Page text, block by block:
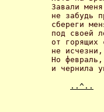
Завали
не забудь
сбереги
под своей
от горящих
не
Но
и чернила
..^..